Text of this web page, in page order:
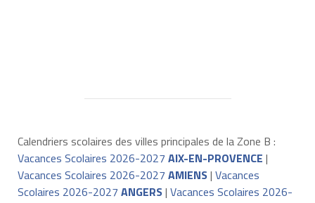
Calendriers scolaires des villes principales de la Zone B :
Vacances Scolaires 2026-2027 AIX-EN-PROVENCE |
Vacances Scolaires 2026-2027 AMIENS| Vacances
Scolaires 2026-2027 ANGERS| Vacances Scolaires 2026-